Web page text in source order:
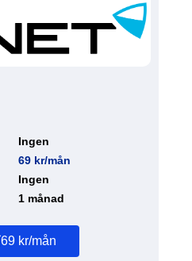
Ingen
69 kr/mån
Ingen
1 månad
69 kr/mån